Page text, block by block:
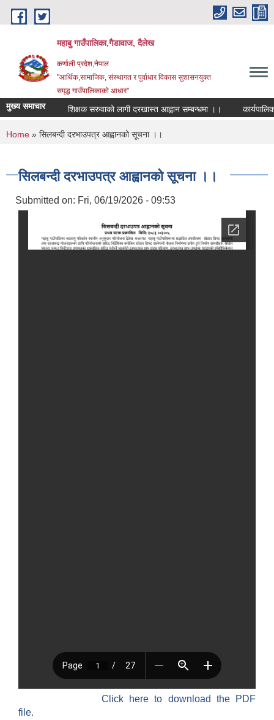
Skip to main content
महाबु गाउँपालिका,गैडावाज, दैलेख
कर्णाली प्रदेश,नेपाल
"आर्थिक,सामाजिक, संस्थागत र पुर्वाधार विकास सुशासनयुक्त
समृद्ध गाउँपालिकाकाे आधार"
मुख्य समाचार शिक्षक सरुवाको लागी दरखास्त आह्वान सम्बन्धमा ।।
You are here
Home » सिलबन्दी दरभाउपत्र आह्वानको सूचना ।।
सिलबन्दी दरभाउपत्र आह्वानको सूचना ।।
Submitted on: Fri, 06/19/2026 - 09:53
Click here to download the PDF
file.